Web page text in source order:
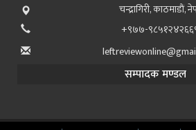
चन्द्रागिरी, काठमाडाैं,
+९७७-
सम्पादक मण्डल